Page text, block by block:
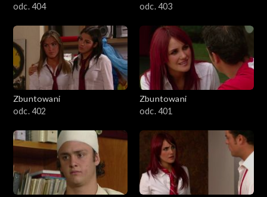
odc. 404
odc. 403
Zbuntowani
odc. 402
Zbuntowani
odc. 401